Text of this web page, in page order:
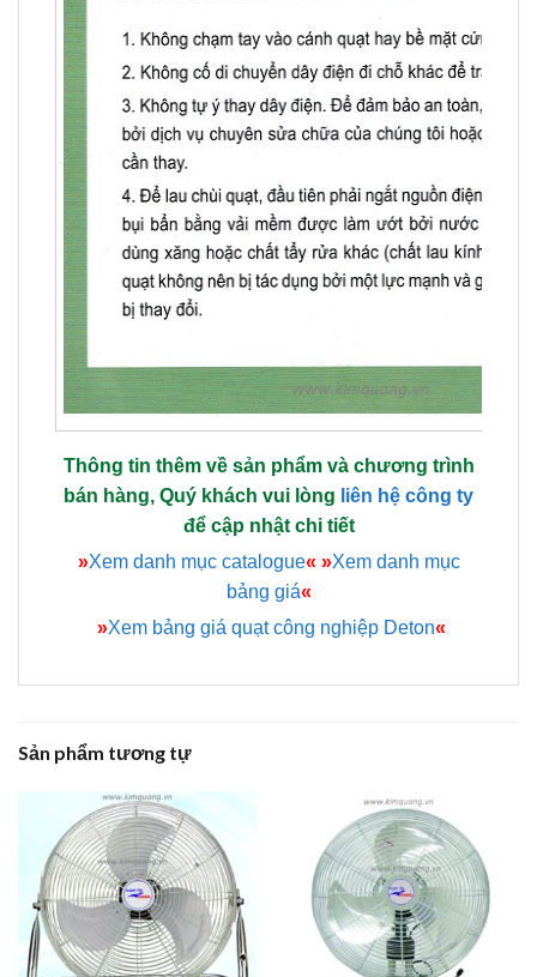
Thông tin thêm về sản phẩm và chương trình
bán hàng, Quý khách vui lòng liên hệ công ty
để cập nhật chi tiết
»Xem danh mục catalogue« »Xem danh mục
bảng giá«
»Xem bảng giá quạt công nghiệp Deton«
Sản phẩm tương tự